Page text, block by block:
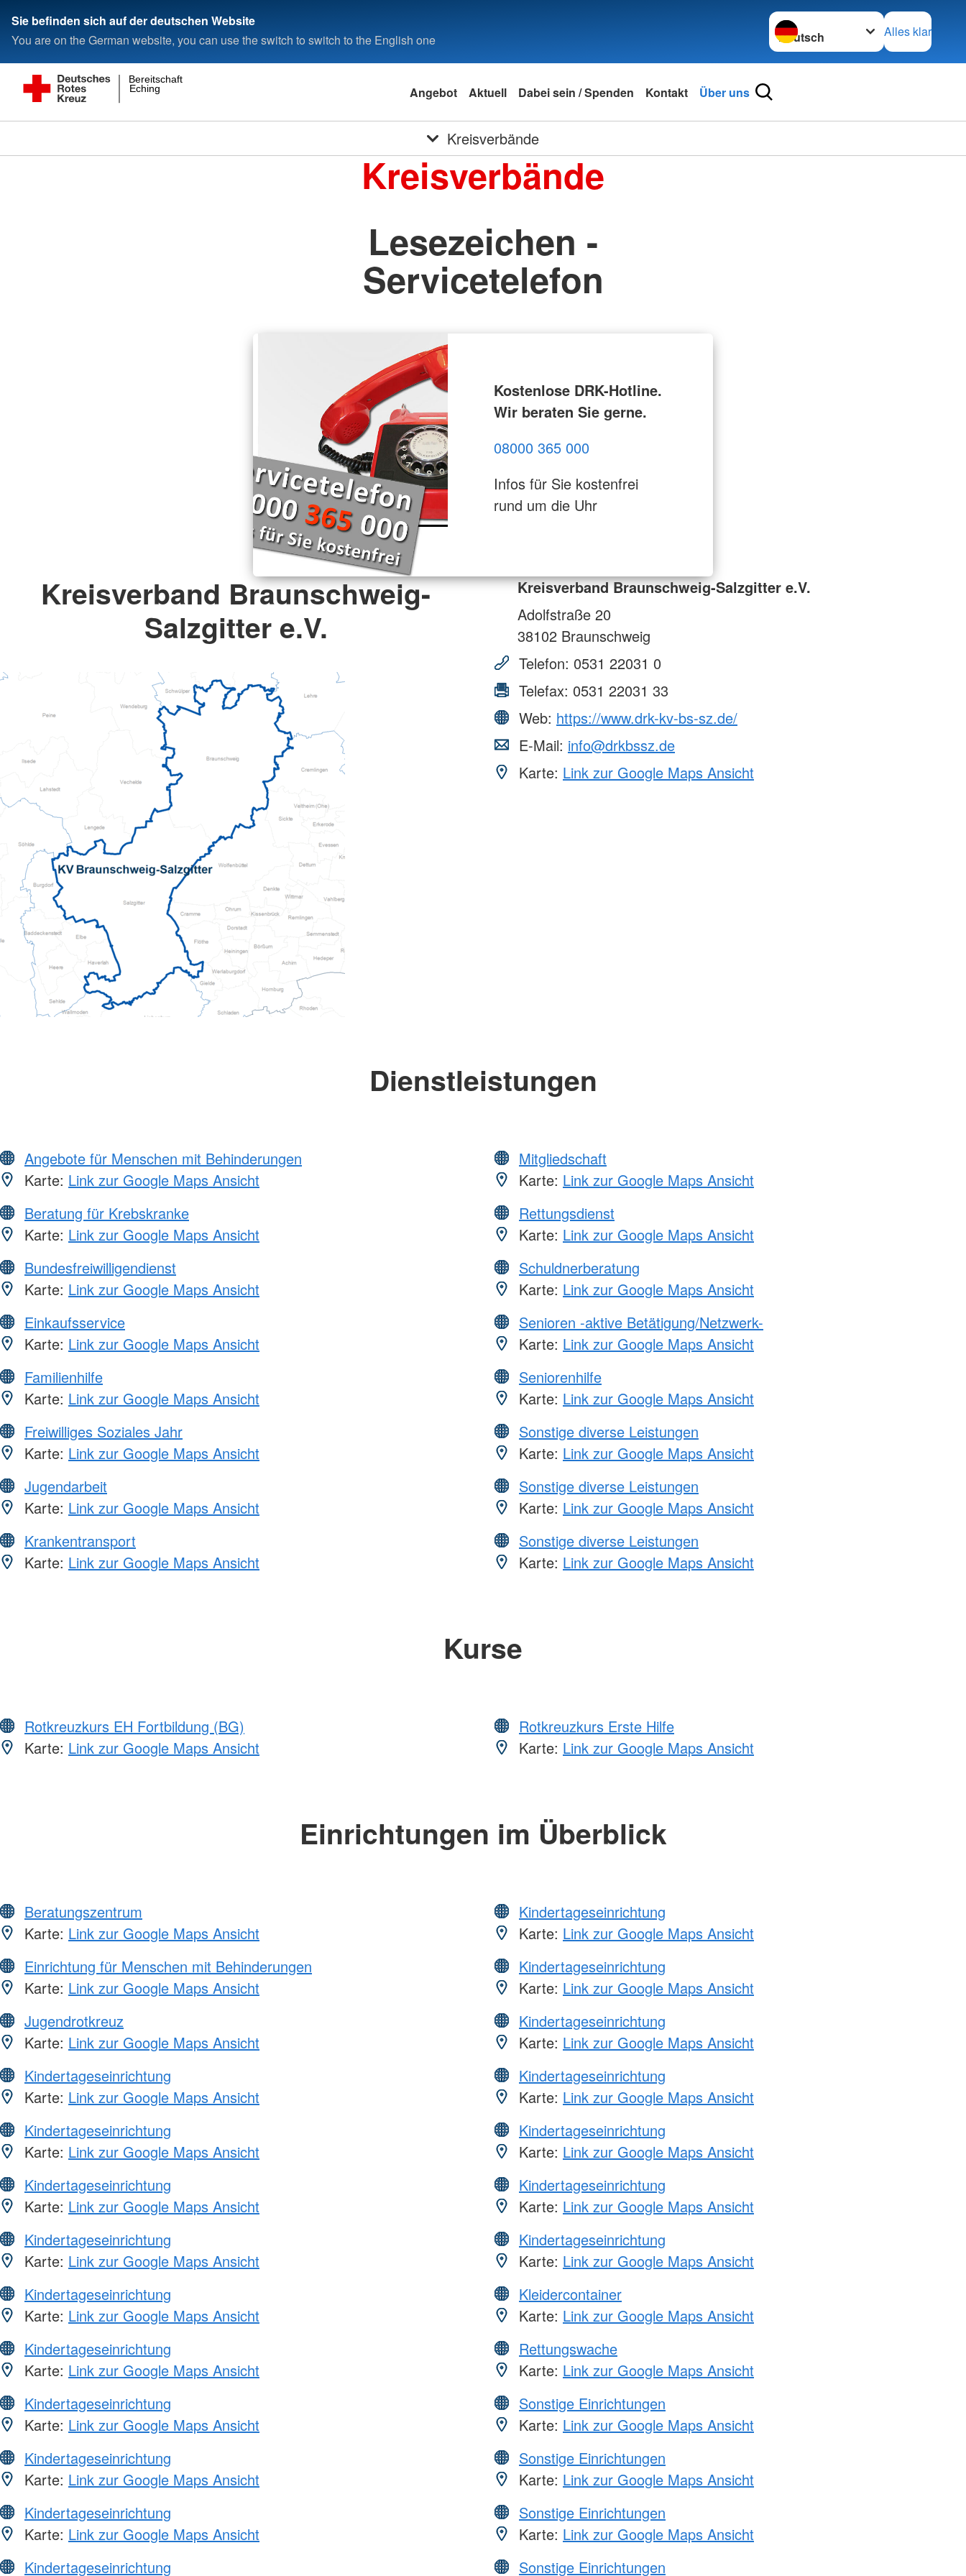
Sie befinden sich auf der deutschen Website
You are on the German website, you can use the switch to switch to the English one
Sprache wechseln zu
Alles klar
Eching
Bereitschaft
Angebot Aktuell Dabei sein / Spenden Kontakt Über uns
Kreisverbände
Kreisverbände
Lesezeichen -
Servicetelefon
Kostenlose DRK-Hotline.
Wir beraten Sie gerne.
08000 365 000
Infos für Sie kostenfrei
rund um die Uhr
Kreisverband Braunschweig-
Salzgitter e.V.
Kreisverband Braunschweig-Salzgitter e.V.
Adolfstraße 20
38102 Braunschweig
Telefon: 0531 22031 0
Telefax: 0531 22031 33
Web: https://www.drk-kv-bs-sz.de/
E-Mail: info@drkbssz.de
Karte: Link zur Google Maps Ansicht
Dienstleistungen
Angebote für Menschen mit Behinderungen
Karte: Link zur Google Maps Ansicht
Beratung für Krebskranke
Karte: Link zur Google Maps Ansicht
Bundesfreiwilligendienst
Karte: Link zur Google Maps Ansicht
Einkaufsservice
Karte: Link zur Google Maps Ansicht
Familienhilfe
Karte: Link zur Google Maps Ansicht
Freiwilliges Soziales Jahr
Karte: Link zur Google Maps Ansicht
Jugendarbeit
Karte: Link zur Google Maps Ansicht
Krankentransport
Karte: Link zur Google Maps Ansicht
Mitgliedschaft
Karte: Link zur Google Maps Ansicht
Rettungsdienst
Karte: Link zur Google Maps Ansicht
Schuldnerberatung
Karte: Link zur Google Maps Ansicht
Senioren -aktive Betätigung/Netzwerk-
Karte: Link zur Google Maps Ansicht
Seniorenhilfe
Karte: Link zur Google Maps Ansicht
Sonstige diverse Leistungen
Karte: Link zur Google Maps Ansicht
Sonstige diverse Leistungen
Karte: Link zur Google Maps Ansicht
Sonstige diverse Leistungen
Karte: Link zur Google Maps Ansicht
Kurse
Rotkreuzkurs EH Fortbildung (BG)
Karte: Link zur Google Maps Ansicht
Rotkreuzkurs Erste Hilfe
Karte: Link zur Google Maps Ansicht
Einrichtungen im Überblick
Beratungszentrum
Karte: Link zur Google Maps Ansicht
Einrichtung für Menschen mit Behinderungen
Karte: Link zur Google Maps Ansicht
Jugendrotkreuz
Karte: Link zur Google Maps Ansicht
Kindertageseinrichtung
Karte: Link zur Google Maps Ansicht
Kindertageseinrichtung
Karte: Link zur Google Maps Ansicht
Kindertageseinrichtung
Karte: Link zur Google Maps Ansicht
Kindertageseinrichtung
Karte: Link zur Google Maps Ansicht
Kindertageseinrichtung
Karte: Link zur Google Maps Ansicht
Kindertageseinrichtung
Karte: Link zur Google Maps Ansicht
Kindertageseinrichtung
Karte: Link zur Google Maps Ansicht
Kindertageseinrichtung
Karte: Link zur Google Maps Ansicht
Kindertageseinrichtung
Karte: Link zur Google Maps Ansicht
Kindertageseinrichtung
Kindertageseinrichtung
Karte: Link zur Google Maps Ansicht
Kindertageseinrichtung
Karte: Link zur Google Maps Ansicht
Kindertageseinrichtung
Karte: Link zur Google Maps Ansicht
Kindertageseinrichtung
Karte: Link zur Google Maps Ansicht
Kindertageseinrichtung
Karte: Link zur Google Maps Ansicht
Kindertageseinrichtung
Karte: Link zur Google Maps Ansicht
Kindertageseinrichtung
Karte: Link zur Google Maps Ansicht
Kleidercontainer
Karte: Link zur Google Maps Ansicht
Rettungswache
Karte: Link zur Google Maps Ansicht
Sonstige Einrichtungen
Karte: Link zur Google Maps Ansicht
Sonstige Einrichtungen
Karte: Link zur Google Maps Ansicht
Sonstige Einrichtungen
Karte: Link zur Google Maps Ansicht
Sonstige Einrichtungen